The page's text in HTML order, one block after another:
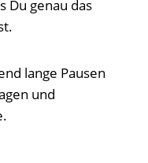
Du genau das
lange Pausen
und